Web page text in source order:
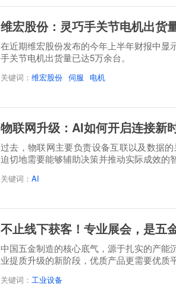
维宏股份：灵巧手关节电机出货
在近期维宏股份发布的今年上半年财报中显
手关节电机出货量已达5万余台。
关键词： 维宏股份 伺服 电机
物联网升级：AI如何开启连接新
过去，物联网主要负责设备互联以及数据
迫切地需要能够辅助决策并推动实际成效的
关键词： AI
不止线下获客！专业展会，是五
中国五金制造的核心底气，源于扎实的产能
业提质升级的新阶段，优质产品更需要优质
关键词： 工业设备